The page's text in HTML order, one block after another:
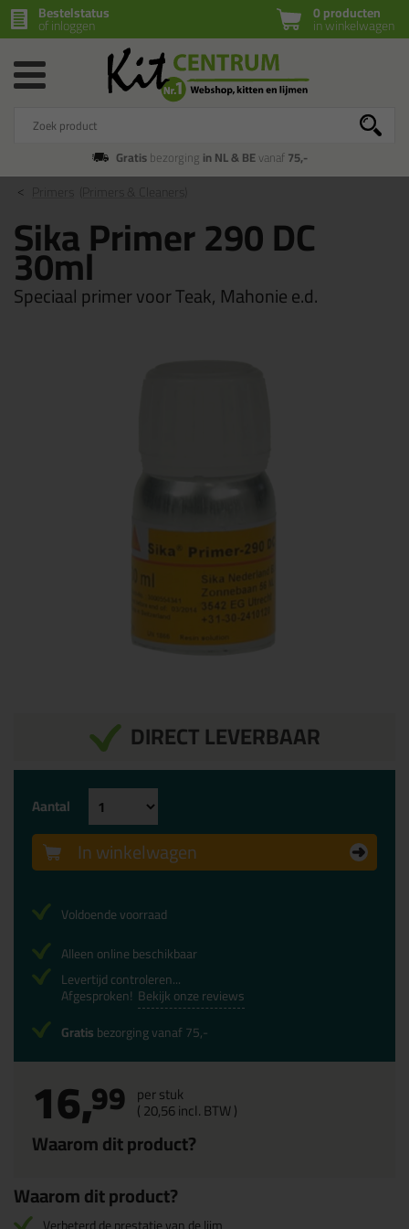
0 producten
in winkelwagen
Bestelstatus
of inloggen
Gratisbezorging in NL & BEvanaf75,-
Sika Primer 290 DC
30ml
Speciaal primer voor Teak, Mahonie e.d.
DIRECT LEVERBAAR
16,99 per stuk
(20,56incl. BTW )
Waarom dit product?
Aantal
In winkelwagen
Voldoende voorraad
Alleen online beschikbaar
Levertijd controleren...
Afgesproken! Bekijk onze reviews
Gratisbezorging vanaf 75,-
Waarom dit product?